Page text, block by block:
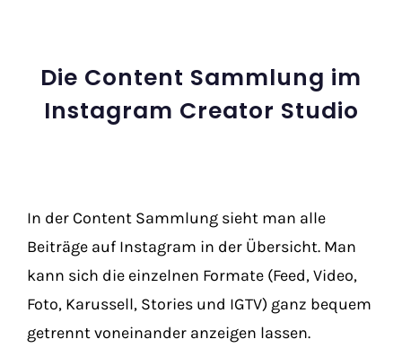
Die Content Sammlung im
Instagram Creator Studio
In der Content Sammlung sieht man alle
Beiträge auf Instagram in der Übersicht. Man
kann sich die einzelnen Formate (Feed, Video,
Foto, Karussell, Stories und IGTV) ganz bequem
getrennt voneinander anzeigen lassen.